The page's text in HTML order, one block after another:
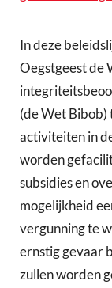
In deze
Oegstgeest de
(de Wet Bibob)
activiteiten in
worden
subsidies en
mogelijkheid
vergunning te
ernstig gevaar
zullen worden